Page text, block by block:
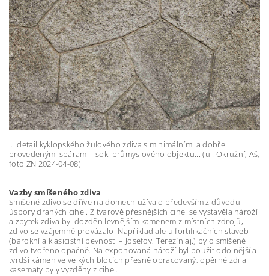
... detail kyklopského žulového zdiva s minimálními a dobře
provedenými spárami - sokl průmyslového objektu... (ul. Okružní, Aš,
foto ZN 2024-04-08)
Vazby smíšeného zdiva
Smíšené zdivo se dříve na domech užívalo především z důvodu
úspory drahých cihel. Z tvarově přesnějších cihel se vystavěla nároží
a zbytek zdiva byl dozděn levnějším kamenem z místních zdrojů,
zdivo se vzájemně provázalo. Například ale u fortifikačních staveb
(barokní a klasicistní pevnosti – Josefov, Terezín aj.) bylo smíšené
zdivo tvořeno opačně. Na exponovaná nároží byl použit odolnější a
tvrdší kámen ve velkých blocích přesně opracovaný, opěrné zdi a
kasematy byly vyzděny z cihel.